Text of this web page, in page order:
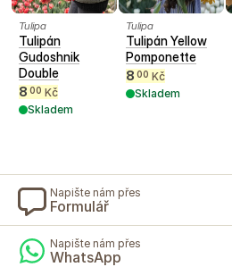
Tulipa
Tulipán
Gudoshnik
Double
8 00 Kč
Skladem
Tulipa
Tulipán Yellow
Pomponette
8 00 Kč
Skladem
Napište nám přes
Formulář
Napište nám přes
WhatsApp